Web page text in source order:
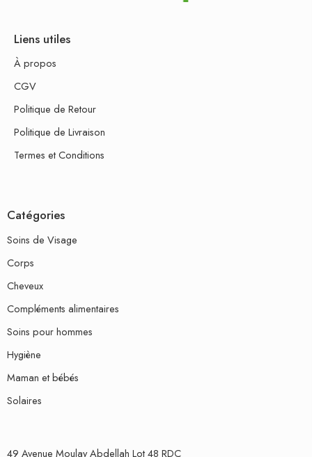
Liens utiles
À propos
CGV
Politique de Retour
Politique de Livraison
Termes et Conditions
Catégories
Soins de Visage
Corps
Cheveux
Compléments alimentaires
Soins pour hommes
Hygiène
Maman et bébés
Solaires
49 Avenue Moulay Abdellah Lot 48 RDC